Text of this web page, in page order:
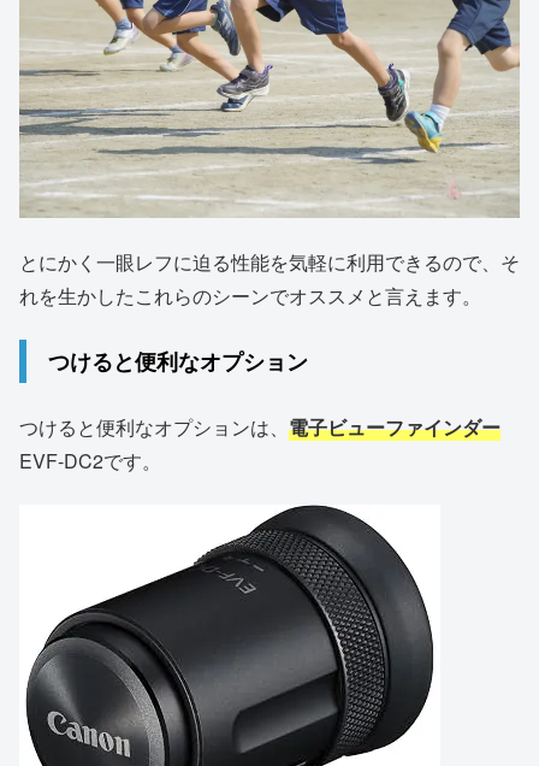
とにかく一眼レフに迫る性能を気軽に利用できるので、そ
れを生かしたこれらのシーンでオススメと言えます。
つけると便利なオプション
つけると便利なオプションは、 電子ビューファインダー
EVF-DC2です。